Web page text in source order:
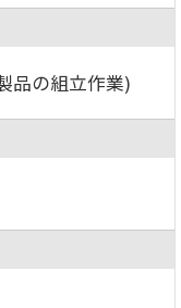
品の組立作業)